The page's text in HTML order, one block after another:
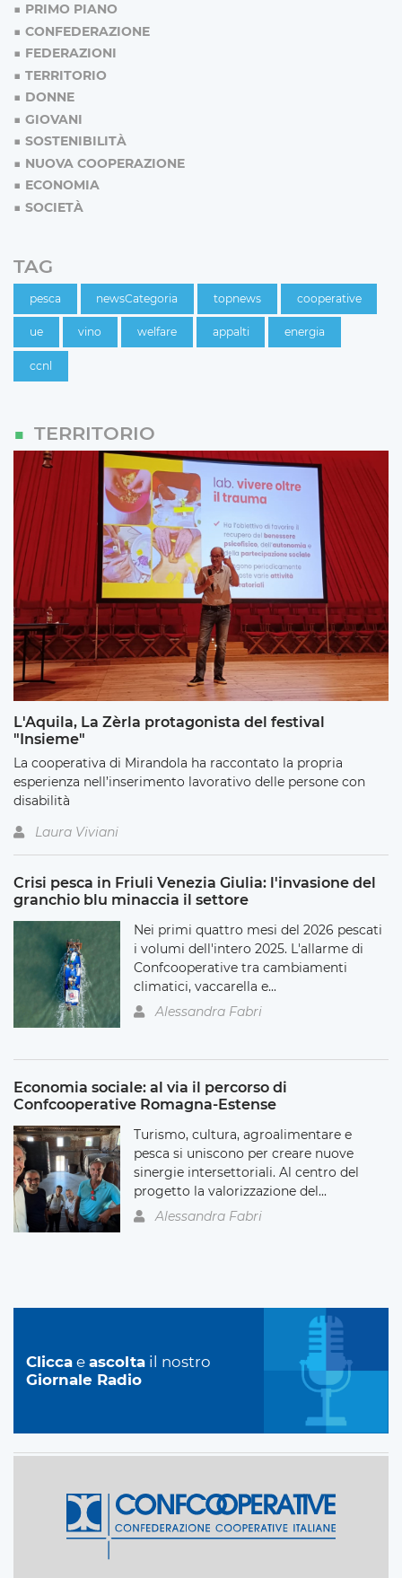
PRIMO PIANO
CONFEDERAZIONE
FEDERAZIONI
TERRITORIO
DONNE
GIOVANI
SOSTENIBILITÀ
NUOVA COOPERAZIONE
ECONOMIA
SOCIETÀ
TAG
pesca newsCategoria topnews cooperative
ue vino welfare appalti energia
ccnl
TERRITORIO
L'Aquila, La Zèrla protagonista del festival
"Insieme"
La cooperativa di Mirandola ha raccontato la propria
esperienza nell’inserimento lavorativo delle persone con
disabilità
Laura Viviani
Crisi pesca in Friuli Venezia Giulia: l'invasione del
granchio blu minaccia il settore
Nei primi quattro mesi del 2026 pescati
i volumi dell'intero 2025. L'allarme di
Confcooperative tra cambiamenti
climatici, vaccarella e...
Alessandra Fabri
Economia sociale: al via il percorso di
Confcooperative Romagna-Estense
Turismo, cultura, agroalimentare e
pesca si uniscono per creare nuove
sinergie intersettoriali. Al centro del
progetto la valorizzazione del...
Alessandra Fabri
Clicca e ascolta il nostro
Giornale Radio